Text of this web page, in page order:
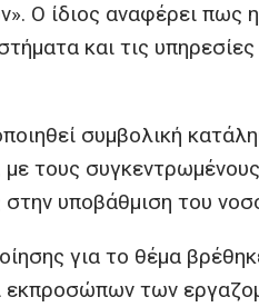
Ο ίδιος αναφέρει πως
και τις
συμβολική
τους
υποβάθμιση του
για το θέμα
εκπροσώπων των